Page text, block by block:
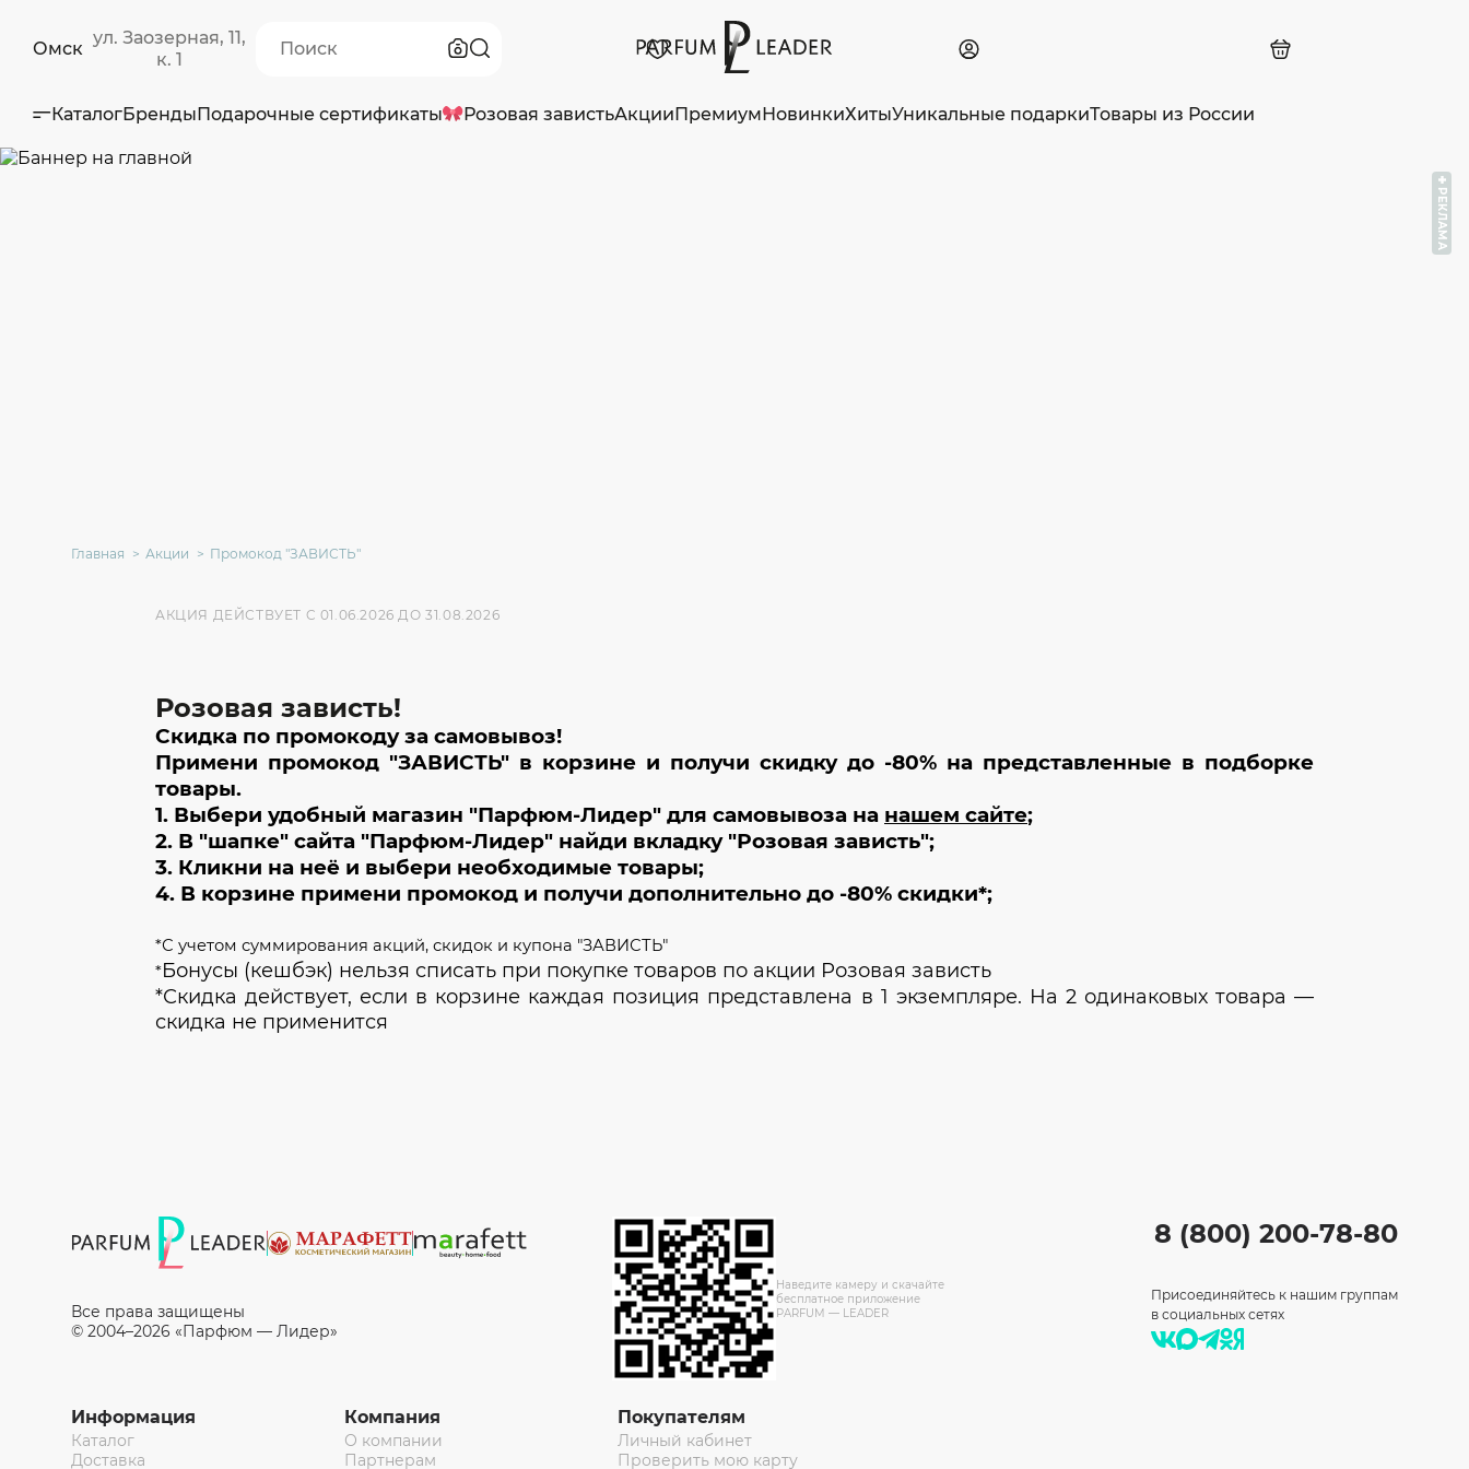
Омск
ул. Заозерная, 11,
к. 1
КаталогБрендыПодарочные сертификаты Розовая завистьАкцииПремиумНовинкиХитыУникальные подаркиТовары из России
РЕКЛАМА
Главная Акции Промокод "ЗАВИСТЬ"
АКЦИЯ ДЕЙСТВУЕТ C 01.06.2026 ДО 31.08.2026
Розовая зависть!
Скидка по промокоду за самовывоз!
Примени промокод "ЗАВИСТЬ" в корзине и получи скидку до -80% на представленные в подборке
товары.
1. Выбери удобный магазин "Парфюм-Лидер" для самовывоза на нашем сайте;
2. В "шапке" сайта "Парфюм-Лидер" найди вкладку "Розовая зависть";
3. Кликни на неё и выбери необходимые товары;
4. В корзине примени промокод и получи дополнительно до -80% скидки*;
*С учетом суммирования акций, скидок и купона "ЗАВИСТЬ"
*Бонусы (кешбэк) нельзя списать при покупке товаров по акции Розовая зависть
*Скидка действует, если в корзине каждая позиция представлена в 1 экземпляре. На 2 одинаковых товара —
скидка не применится
Все права защищены
© 2004–2026 «Парфюм — Лидер»
Наведите камеру и скачайте
бесплатное приложение
PARFUM — LEADER
Информация
Каталог
Доставка
Компания
О компании
Партнерам
Покупателям
Личный кабинет
Проверить мою карту
8 (800) 200-78-80
Присоединяйтесь к нашим группам
в социальных сетях